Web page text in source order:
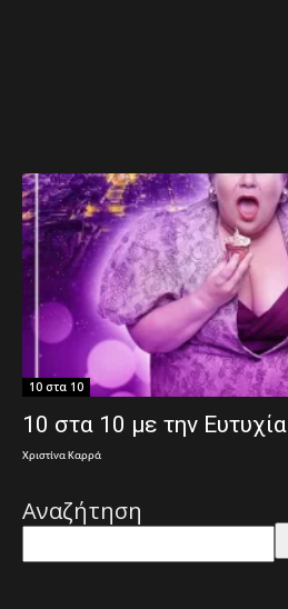
10 στα 10
10 στα 10 με την
Χριστίνα Καρρά
Αναζήτηση